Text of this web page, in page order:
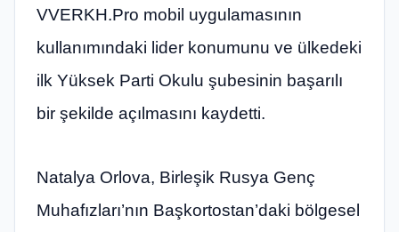
VVERKH.Pro mobil uygulamasının
kullanımındaki lider konumunu ve ülkedeki
ilk Yüksek Parti Okulu şubesinin başarılı
bir şekilde açılmasını kaydetti.
Natalya Orlova, Birleşik Rusya Genç
Muhafızları’nın Başkortostan’daki bölgesel